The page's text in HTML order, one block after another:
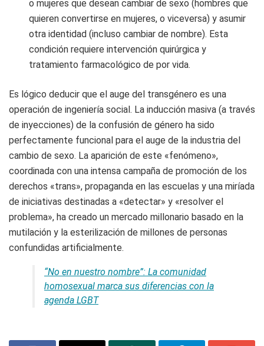
o mujeres que desean cambiar de sexo (hombres que
quieren convertirse en mujeres, o viceversa) y asumir
otra identidad (incluso cambiar de nombre). Esta
condición requiere intervención quirúrgica y
tratamiento farmacológico de por vida.
Es lógico deducir que el auge del transgénero es una
operación de ingeniería social. La inducción masiva (a través
de inyecciones) de la confusión de género ha sido
perfectamente funcional para el auge de la industria del
cambio de sexo. La aparición de este «fenómeno»,
coordinada con una intensa campaña de promoción de los
derechos «trans», propaganda en las escuelas y una miríada
de iniciativas destinadas a «detectar» y «resolver el
problema», ha creado un mercado millonario basado en la
mutilación y la esterilización de millones de personas
confundidas artificialmente.
“No en nuestro nombre”: La comunidad
homosexual marca sus diferencias con la
agenda LGBT